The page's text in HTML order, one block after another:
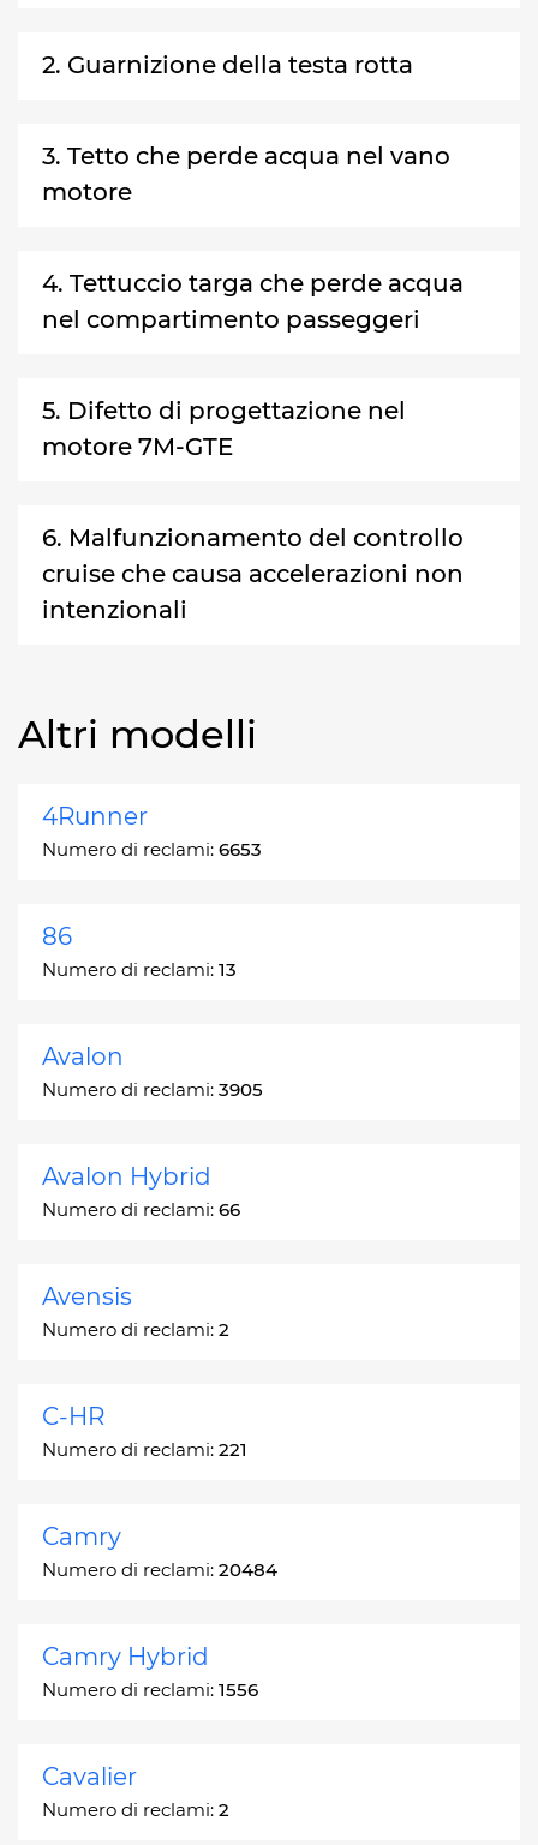
2. Guarnizione della testa rotta
3. Tetto che perde acqua nel vano
motore
4. Tettuccio targa che perde acqua
nel compartimento passeggeri
5. Difetto di progettazione nel
motore 7M-GTE
6. Malfunzionamento del controllo
cruise che causa accelerazioni non
intenzionali
Altri modelli
4Runner
Numero di reclami: 6653
86
Numero di reclami: 13
Avalon
Numero di reclami: 3905
Avalon Hybrid
Numero di reclami: 66
Avensis
Numero di reclami: 2
C-HR
Numero di reclami: 221
Camry
Numero di reclami: 20484
Camry Hybrid
Numero di reclami: 1556
Cavalier
Numero di reclami: 2